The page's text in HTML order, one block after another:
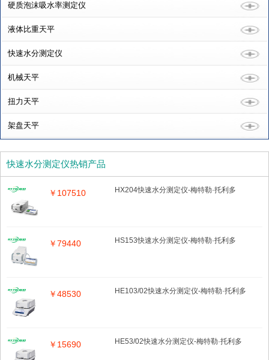
硬质泡沫吸水率测定仪
液体比重天平
快速水分测定仪
机械天平
扭力天平
架盘天平
快速水分测定仪热销产品
HX204快速水分测定仪-梅特勒·托利多
￥107510
HS153快速水分测定仪-梅特勒·托利多
￥79440
HE103/02快速水分测定仪-梅特勒·托利多
￥48530
HE53/02快速水分测定仪-梅特勒·托利多
￥15690